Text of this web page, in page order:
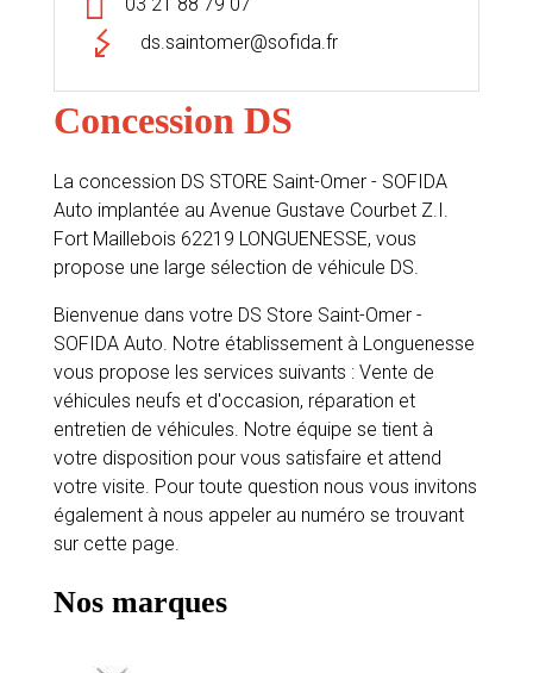
ds.saintomer@sofida.fr
Concession DS
La concession DS STORE Saint-Omer - SOFIDA
Auto implantée au Avenue Gustave Courbet Z.I.
Fort Maillebois 62219 LONGUENESSE, vous
propose une large sélection de véhicule DS.
Bienvenue dans votre DS Store Saint-Omer -
SOFIDA Auto. Notre établissement à Longuenesse
vous propose les services suivants : Vente de
véhicules neufs et d'occasion, réparation et
entretien de véhicules. Notre équipe se tient à
votre disposition pour vous satisfaire et attend
votre visite. Pour toute question nous vous invitons
également à nous appeler au numéro se trouvant
sur cette page.
Nos marques